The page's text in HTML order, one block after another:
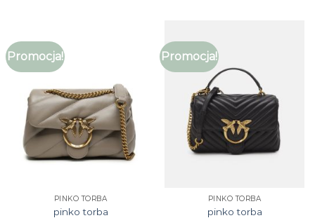
Promocja!
PINKO TORBA
pinko torba
Promocja!
PINKO TORBA
pinko torba